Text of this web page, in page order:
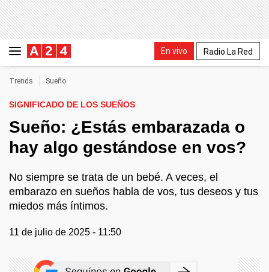
En vivo Radio La Red
Trends Sueño
SIGNIFICADO DE LOS SUEÑOS
Sueño: ¿Estás embarazada o
hay algo gestándose en vos?
No siempre se trata de un bebé. A veces, el
embarazo en sueños habla de vos, tus deseos y tus
miedos más íntimos.
11 de julio de 2025 - 11:50